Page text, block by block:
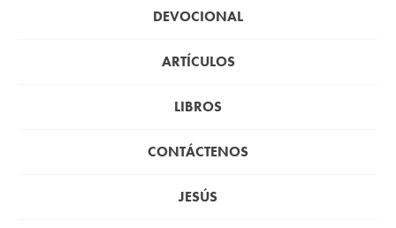
DEVOCIONAL
ARTÍCULOS
LIBROS
CONTÁCTENOS
JESÚS